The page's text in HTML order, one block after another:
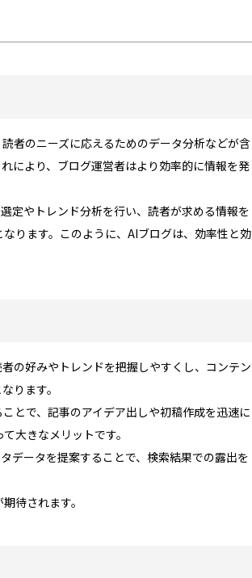
者のニーズに応えるためのデータ分析などが含
により、ブログ運営者はより効率的に情報を発
定やトレンド分析を行い、読者が求める情報を
ります。このように、AIブログは、効率性と効
の好みやトレンドを把握しやすくし、コンテン
ります。
とで、記事のアイデア出しや初稿作成を迅速に
大きなメリットです。
データを提案することで、検索結果での露出を
待されます。